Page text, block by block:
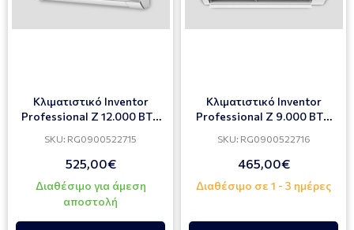
Κλιματιστικό Inventor
Professional Z 12.000 BTU
09 (ΣΕΤ)
SKU: RG0900522715
525,00€
Διαθέσιμο για άμεση
αποστολή
Κλιματιστικό Inventor
Professional Z 9.000 BTU
09 (ΣΕΤ)
SKU: RG0900522716
465,00€
Διαθέσιμο σε 1 - 3 ημέρες